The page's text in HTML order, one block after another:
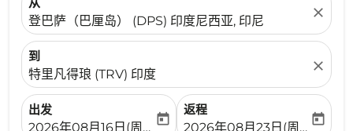
登巴萨（巴厘岛） (DPS) 印度尼西亚, 印尼
close
到
特里凡得琅 (TRV) 印度
close
出发
fc-booking-departure-date-aria-label
2026年08月16日(周日)
today
返程
fc-booking-return-date-
2026年08月23日(周日)
today